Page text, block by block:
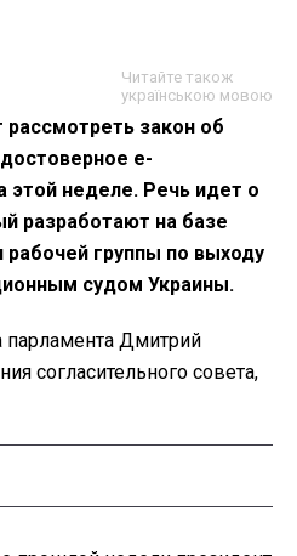
Читайте також
українською мовою
закон об
е-
разработают на базе